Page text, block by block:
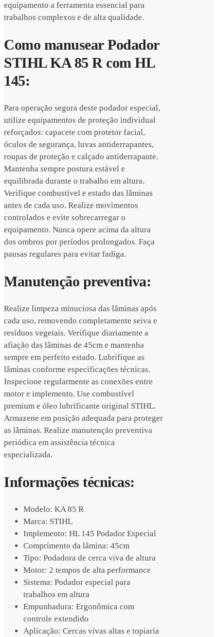
equipamento a ferramenta essencial para
trabalhos complexos e de alta qualidade.
Como manusear Podador
STIHL KA 85 R com HL
145:
Para operação segura deste podador especial,
utilize equipamentos de proteção individual
reforçados: capacete com protetor facial,
óculos de segurança, luvas antiderrapantes,
roupas de proteção e calçado antiderrapante.
Mantenha sempre postura estável e
equilibrada durante o trabalho em altura.
Verifique combustível e estado das lâminas
antes de cada uso. Realize movimentos
controlados e evite sobrecarregar o
equipamento. Nunca opere acima da altura
dos ombros por períodos prolongados. Faça
pausas regulares para evitar fadiga.
Manutenção preventiva:
Realize limpeza minuciosa das lâminas após
cada uso, removendo completamente seiva e
resíduos vegetais. Verifique diariamente a
afiação das lâminas de 45cm e mantenha
sempre em perfeito estado. Lubrifique as
lâminas conforme especificações técnicas.
Inspecione regularmente as conexões entre
motor e implemento. Use combustível
premium e óleo lubrificante original STIHL.
Armazene em posição adequada para proteger
as lâminas. Realize manutenção preventiva
periódica em assistência técnica
especializada.
Informações técnicas:
Modelo: KA 85 R
Marca: STIHL
Implemento: HL 145 Podador Especial
Comprimento da lâmina: 45cm
Tipo: Podadora de cerca viva de altura
Motor: 2 tempos de alta performance
Sistema: Podador especial para
trabalhos em altura
Empunhadura: Ergonômica com
controle extendido
Aplicação: Cercas vivas altas e topiaria